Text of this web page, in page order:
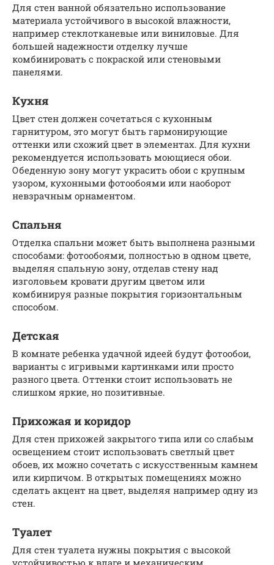
Для стен ванной обязательно использование
материала устойчивого в высокой влажности,
например стеклотканевые или виниловые. Для
большей надежности отделку лучше
комбинировать с покраской или стеновыми
панелями.
Кухня
Цвет стен должен сочетаться с кухонным
гарнитуром, это могут быть гармонирующие
оттенки или схожий цвет в элементах. Для кухни
рекомендуется использовать моющиеся обои.
Обеденную зону могут украсить обои с крупным
узором, кухонными фотообоями или наоборот
невзрачным орнаментом.
Спальня
Отделка спальни может быть выполнена разными
способами: фотообоями, полностью в одном цвете,
выделяя спальную зону, отделав стену над
изголовьем кровати другим цветом или
комбинируя разные покрытия горизонтальным
способом.
Детская
В комнате ребенка удачной идеей будут фотообои,
варианты с игривыми картинками или просто
разного цвета. Оттенки стоит использовать не
слишком яркие, но позитивные.
Прихожая и коридор
Для стен прихожей закрытого типа или со слабым
освещением стоит использовать светлый цвет
обоев, их можно сочетать с искусственным камнем
или кирпичом. В открытых помещениях можно
сделать акцент на цвет, выделяя например одну из
стен.
Туалет
Для стен туалета нужны покрытия с высокой
устойчивостью к влаге и механическим